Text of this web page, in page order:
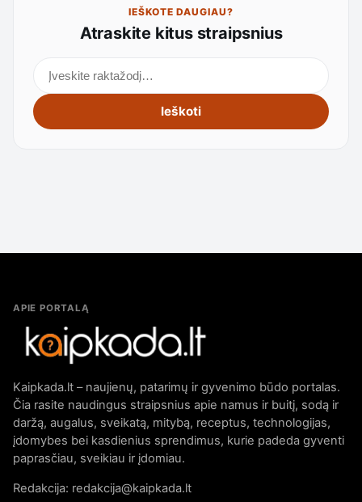
IEŠKOTE DAUGIAU?
Atraskite kitus straipsnius
Ieškoti
APIE PORTALĄ
Kaipkada.lt – naujienų, patarimų ir gyvenimo būdo portalas.
Čia rasite naudingus straipsnius apie namus ir buitį, sodą ir
daržą, augalus, sveikatą, mitybą, receptus, technologijas,
įdomybes bei kasdienius sprendimus, kurie padeda gyventi
paprasčiau, sveikiau ir įdomiau.
Redakcija: redakcija@kaipkada.lt